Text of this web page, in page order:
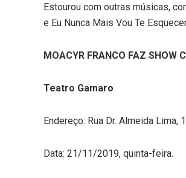
Estourou com outras músicas,
e Eu Nunca Mais Vou Te
MOACYR FRANCO FAZ SHOW
Teatro Gamaro
Endereço: Rua Dr. Almeida Lima,
Data: 21/11/2019, quinta-feira.